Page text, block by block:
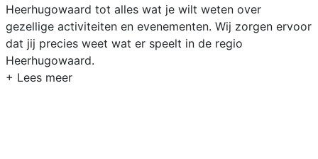
Heerhugowaard tot alles wat je wilt weten over
gezellige activiteiten en evenementen. Wij zorgen ervoor
dat jij precies weet wat er speelt in de regio
Heerhugowaard.